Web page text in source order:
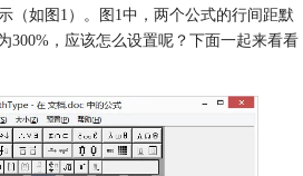
（如图1）。图1中，两个公式的行间距默
300%，应该怎么设置呢？下面一起来看看